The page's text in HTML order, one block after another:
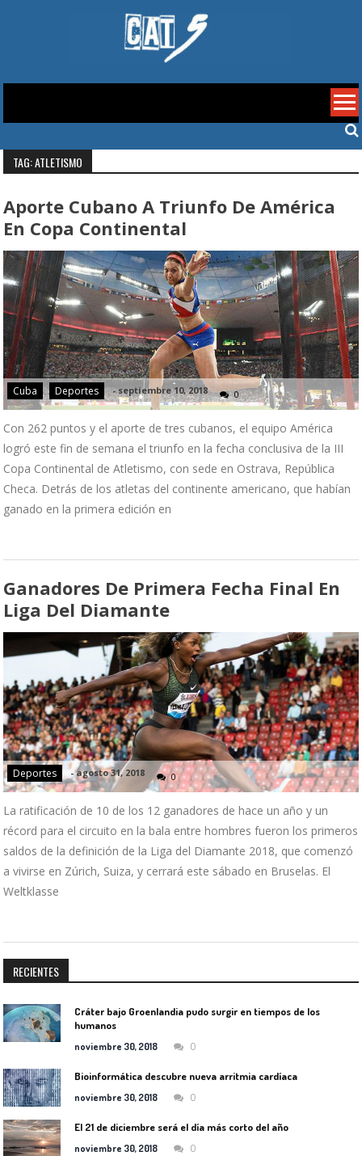
Cat 5
TAG: ATLETISMO
Aporte Cubano A Triunfo De América
En Copa Continental
Cuba Deportes -septiembre 10, 2018 0
Con 262 puntos y el aporte de tres cubanos, el equipo América
logró este fin de semana el triunfo en la fecha conclusiva de la III
Copa Continental de Atletismo, con sede en Ostrava, República
Checa. Detrás de los atletas del continente americano, que habían
ganado en la primera edición en
Ganadores De Primera Fecha Final En
Liga Del Diamante
Deportes -agosto 31, 2018 0
La ratificación de 10 de los 12 ganadores de hace un año y un
récord para el circuito en la bala entre hombres fueron los primeros
saldos de la definición de la Liga del Diamante 2018, que comenzó
a vivirse en Zúrich, Suiza, y cerrará este sábado en Bruselas. El
Weltklasse
RECIENTES
Cráter bajo Groenlandia pudo surgir en tiempos de los
humanos
noviembre 30, 2018 0
Bioinformática descubre nueva arritmia cardíaca
noviembre 30, 2018 0
El 21 de diciembre será el día más corto del año
noviembre 30, 2018 0